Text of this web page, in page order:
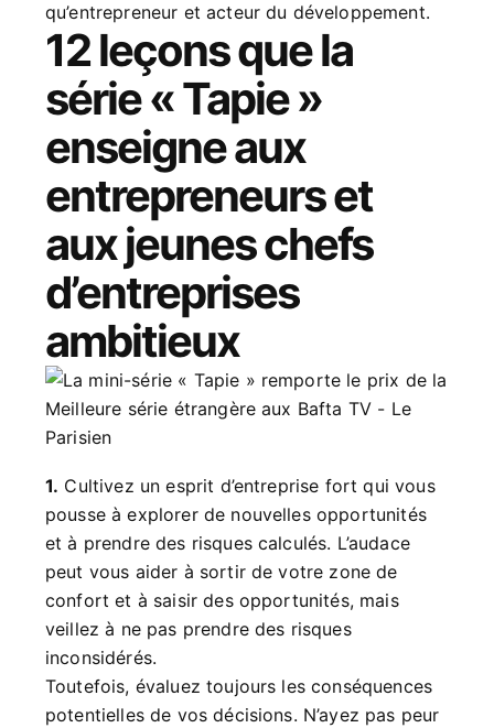
qu’entrepreneur et acteur du développement.
12 leçons que la
série « Tapie »
enseigne aux
entrepreneurs et
aux jeunes chefs
d’entreprises
ambitieux
1. Cultivez un esprit d’entreprise fort qui vous
pousse à explorer de nouvelles opportunités
et à prendre des risques calculés. L’audace
peut vous aider à sortir de votre zone de
confort et à saisir des opportunités, mais
veillez à ne pas prendre des risques
inconsidérés.
Toutefois, évaluez toujours les conséquences
potentielles de vos décisions. N’ayez pas peur